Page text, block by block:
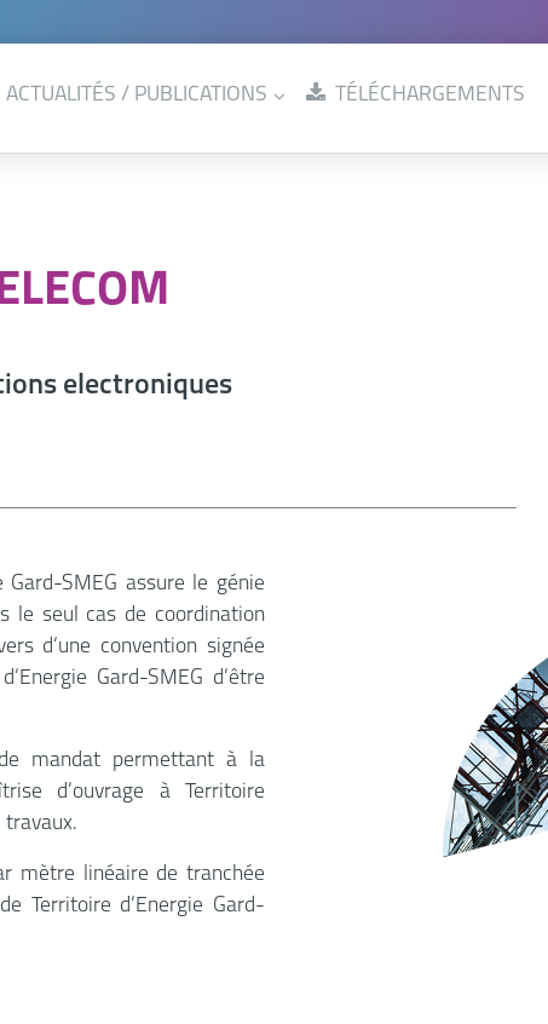
ACTUALITÉS / PUBLICATIONS TÉLÉCHARGEMENTS
electroniques
SMEG assure le génie
le seul cas de coordination
d’une convention signée
Gard-SMEG d’être
de mandat permettant à la
d’ouvrage à Territoire
travaux.
mètre linéaire de tranchée
Territoire d’Energie Gard-